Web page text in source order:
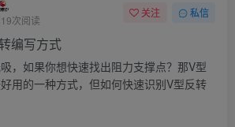
次阅读
关注 私信
编写方式
，如果你想快速找出阻力支撑点？那V型
用的一种方式，但如何快速识别V型反转